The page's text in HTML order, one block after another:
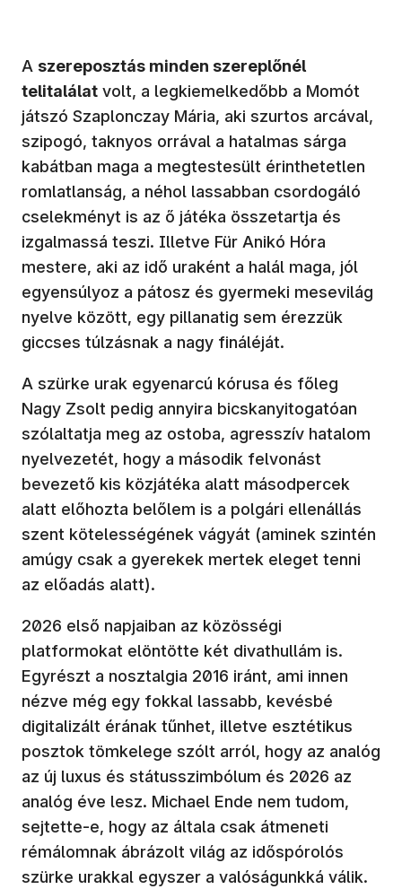
A szereposztás minden szereplőnél
telitalálat volt, a legkiemelkedőbb a Momót
játszó Szaplonczay Mária, aki szurtos arcával,
szipogó, taknyos orrával a hatalmas sárga
kabátban maga a megtestesült érinthetetlen
romlatlanság, a néhol lassabban csordogáló
cselekményt is az ő játéka összetartja és
izgalmassá teszi. Illetve Für Anikó Hóra
mestere, aki az idő uraként a halál maga, jól
egyensúlyoz a pátosz és gyermeki mesevilág
nyelve között, egy pillanatig sem érezzük
giccses túlzásnak a nagy fináléját.
A szürke urak egyenarcú kórusa és főleg
Nagy Zsolt pedig annyira bicskanyitogatóan
szólaltatja meg az ostoba, agresszív hatalom
nyelvezetét, hogy a második felvonást
bevezető kis közjátéka alatt másodpercek
alatt előhozta belőlem is a polgári ellenállás
szent kötelességének vágyát (aminek szintén
amúgy csak a gyerekek mertek eleget tenni
az előadás alatt).
2026 első napjaiban az közösségi
platformokat elöntötte két divathullám is.
Egyrészt a nosztalgia 2016 iránt, ami innen
nézve még egy fokkal lassabb, kevésbé
digitalizált érának tűnhet, illetve esztétikus
posztok tömkelege szólt arról, hogy az analóg
az új luxus és státusszimbólum és 2026 az
analóg éve lesz. Michael Ende nem tudom,
sejtette-e, hogy az általa csak átmeneti
rémálomnak ábrázolt világ az időspórolós
szürke urakkal egyszer a valóságunkká válik.